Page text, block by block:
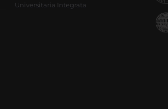
Universitaria Integrata